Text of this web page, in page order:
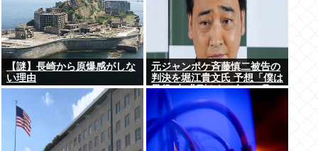
【謎】長崎から原爆感がしな
い理由
元ジャンポケ斉藤慎二被告の
判決を堀江貴文氏 予想「僕は
懲役4年求刑され 2年6か月の
実刑だったが…」